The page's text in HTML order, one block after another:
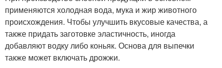
применяются холодная вода, мука и жир животного
происхождения. Чтобы улучшить вкусовые качества, а
также придать заготовке эластичность, иногда
добавляют водку либо коньяк. Основа для выпечки
также может включать дрожжи.